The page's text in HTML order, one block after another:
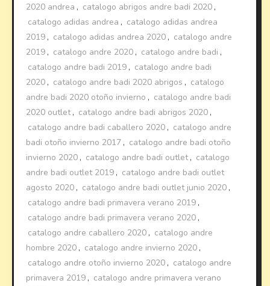
2020 andrea , catalogo abrigos andre badi 2020 ,
catalogo adidas andrea , catalogo adidas andrea
2019 , catalogo adidas andrea 2020 , catalogo andre
2019 , catalogo andre 2020 , catalogo andre badi ,
catalogo andre badi 2019 , catalogo andre badi
2020 , catalogo andre badi 2020 abrigos , catalogo
andre badi 2020 otoño invierno , catalogo andre badi
2020 outlet, catalogo andre badi abrigos 2020 ,
catalogo andre badi caballero 2020 , catalogo andre
badi otoño invierno 2017 , catalogo andre badi otoño
invierno 2020 , catalogo andre badi outlet, catalogo
andre badi outlet 2019 , catalogo andre badi outlet
agosto 2020 , catalogo andre badi outlet junio 2020 ,
catalogo andre badi primavera verano 2019 ,
catalogo andre badi primavera verano 2020 ,
catalogo andre caballero 2020 , catalogo andre
hombre 2020 , catalogo andre invierno 2020 ,
catalogo andre otoño invierno 2020 , catalogo andre
primavera 2019 , catalogo andre primavera verano